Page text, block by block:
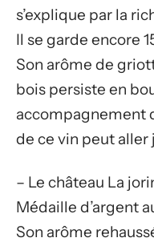
s’explique par la
Il se garde encore
Son arôme de
bois persiste en
accompagnement
de ce vin peut aller
– Le château La
Médaille d’argent
Son arôme